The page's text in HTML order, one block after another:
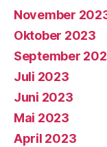
November
Oktober 2023
September
Juli 2023
Juni 2023
Mai 2023
April 2023